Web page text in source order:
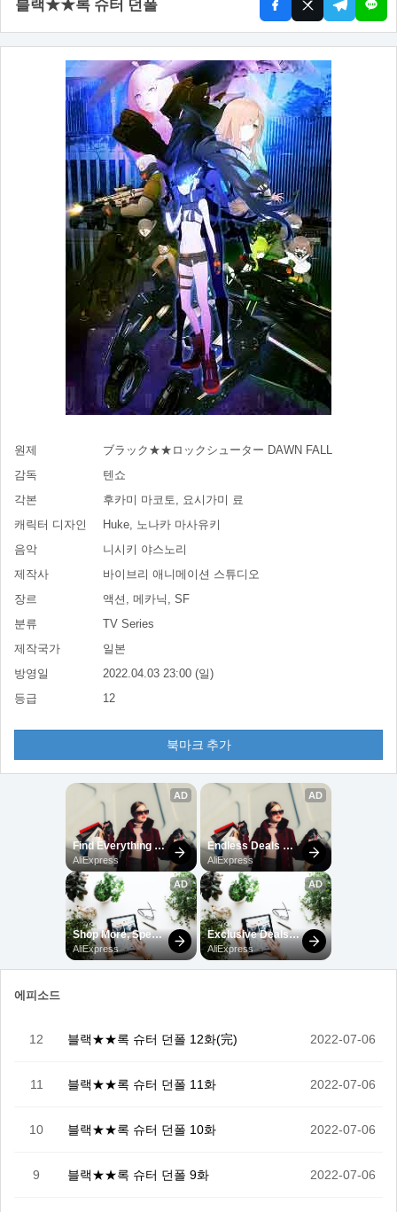
블랙★★록 슈터 던폴
원제
ブラック★★ロックシューター DAWN FALL
감독
텐쇼
각본
후카미 마코토, 요시가미 료
캐릭터 디자인
Huke, 노나카 마사유키
음악
니시키 야스노리
제작사
바이브리 애니메이션 스튜디오
장르
액션, 메카닉, SF
분류
TV Series
제작국가
일본
방영일
2022.04.03 23:00 (일)
등급
12
북마크 추가
에피소드
12 블랙★★록 슈터 던폴 12화(完) 2022-07-06
11 블랙★★록 슈터 던폴 11화 2022-07-06
10 블랙★★록 슈터 던폴 10화 2022-07-06
9 블랙★★록 슈터 던폴 9화 2022-07-06